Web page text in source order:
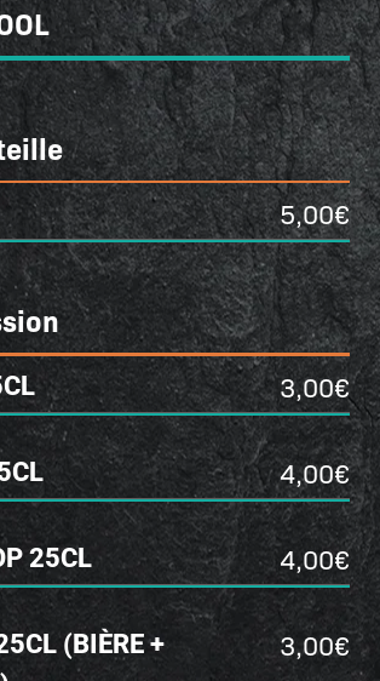
5,00€
3,00€
4,00€
25CL 4,00€
(BIÈRE +
3,00€